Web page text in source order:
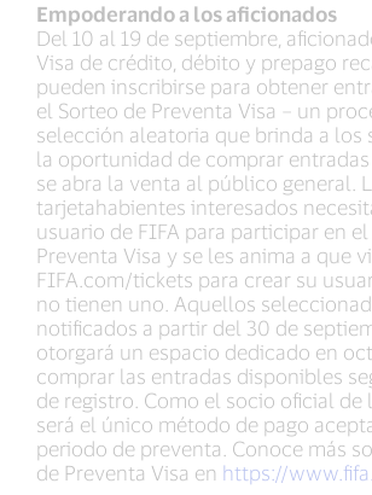
Empoderando a los aficionados
Del 10 al 19 de septiembre,
Visa de crédito, débito y prepago
pueden inscribirse para obtener
el Sorteo de Preventa Visa – un
selección aleatoria que brinda a los
la oportunidad de comprar
se abra la venta al público general.
tarjetahabientes interesados
usuario de FIFA para participar en
Preventa Visa y se les anima a que
FIFA.com/tickets para crear su
no tienen uno. Aquellos
notificados a partir del 30 de
otorgará un espacio dedicado en
comprar las entradas disponibles
de registro. Como el socio oficial de
será el único método de pago
periodo de preventa. Conoce más
de Preventa Visa en https://